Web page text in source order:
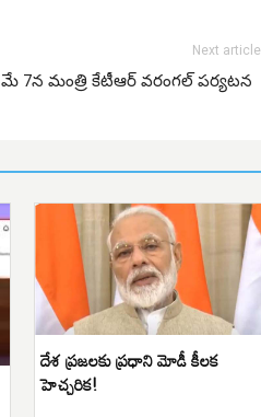
Next article
మే 7న మంత్రి కేటీఆర్ వ‌రంగ‌ల్‌ ప‌ర్య‌ట‌న‌
దేశ ప్రజలకు ప్రధాని మోడీ కీలక
హెచ్చరిక!